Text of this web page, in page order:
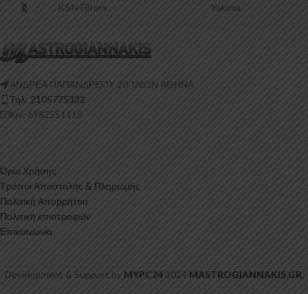
K&N Filters Yakima
ΑΝΔΡΕΑ ΠΑΠΑΝΔΡΕΟΥ 20 ‘ΙΛΙΟΝ ΑΘΗΝΑ
Τηλ: 2105775322
Κιν: 6982551118
Όροι Χρήσης
Τρόποι Αποστολής & Πληρωμής
Πολιτική Απορρήτου
Πολιτική επιστροφών
Επικοινωνία
Development & Support by MYPC242024 MASTROGIANNAKIS.GR.